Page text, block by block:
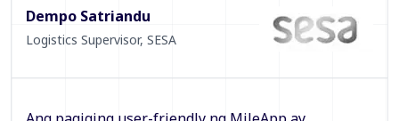
Dempo Satriandu
Logistics Supervisor, SESA